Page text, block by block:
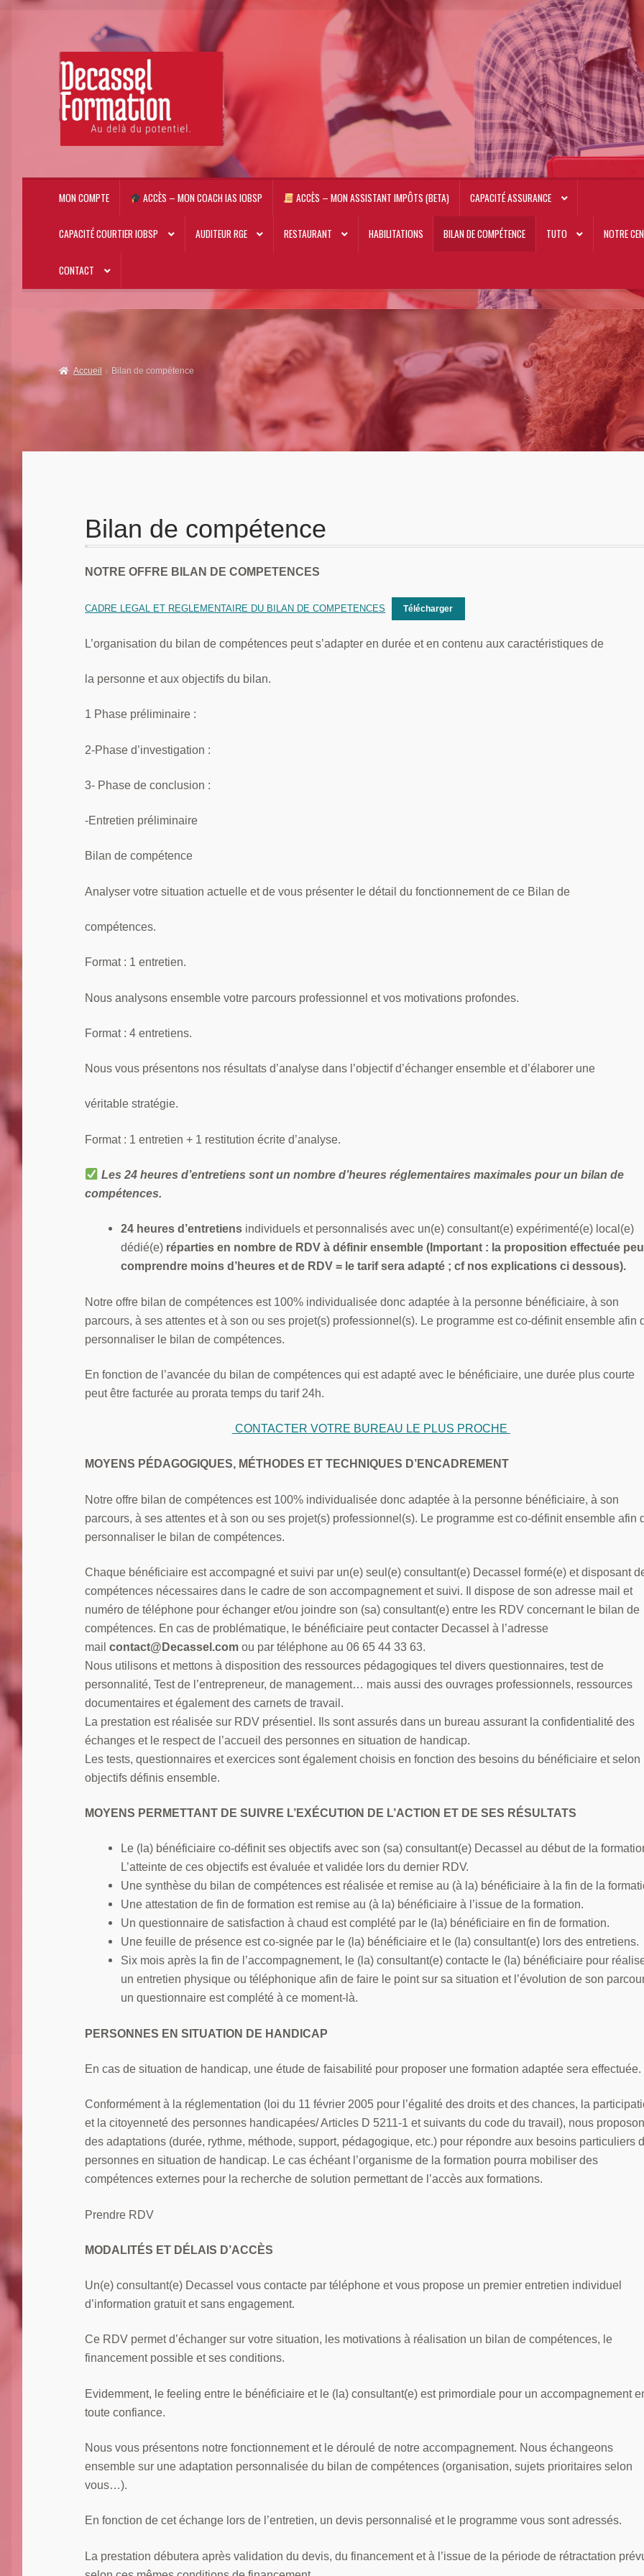
à
la
navigation
au
contenu
MON COMPTE ACCÈS – MON COACH IAS IOBSP ACCÈS – MON ASSISTANT IMPÔTS (BETA) CAPACITÉ ASSURANCE
CAPACITÉ COURTIER IOBSP AUDITEUR RGE RESTAURANT HABILITATIONS BILAN DE COMPÉTENCE TUTO NOTRE
CONTACT
Accueil Bilan de compétence
Bilan de compétence
NOTRE OFFRE BILAN DE COMPETENCES
CADRE LEGAL ET REGLEMENTAIRE DU BILAN DE COMPETENCES Télécharger
L’organisation du bilan de compétences peut s’adapter en durée et en contenu aux caractéristiques de
la personne et aux objectifs du bilan.
1 Phase préliminaire :
2-Phase d’investigation :
3- Phase de conclusion :
-Entretien préliminaire
Bilan de compétence
Analyser votre situation actuelle et de vous présenter le détail du fonctionnement de ce Bilan de
compétences.
Format : 1 entretien.
Nous analysons ensemble votre parcours professionnel et vos motivations profondes.
Format : 4 entretiens.
Nous vous présentons nos résultats d’analyse dans l’objectif d’échanger ensemble et d’élaborer une
véritable stratégie.
Format : 1 entretien + 1 restitution écrite d’analyse.
Les 24 heures d’entretiens sont un nombre d’heures réglementaires maximales pour un bilan de
compétences.
24 heures d’entretiensindividuels et personnalisés avec un(e) consultant(e) expérimenté(e) local(e)
dédié(e) réparties en nombre de RDV à définir ensemble (Important : la proposition effectuée
comprendre moins d’heures et de RDV = le tarif sera adapté ; cf nos explications ci dessous).
Notre offre bilan de compétences est 100% individualisée donc adaptée à la personne bénéficiaire, à son
parcours, à ses attentes et à son ou ses projet(s) professionnel(s). Le programme est co-définit ensemble afin
personnaliser le bilan de compétences.
En fonction de l’avancée du bilan de compétences qui est adapté avec le bénéficiaire, une durée plus courte
peut être facturée au prorata temps du tarif 24h.
CONTACTER VOTRE BUREAU LE PLUS PROCHE
MOYENS PÉDAGOGIQUES, MÉTHODES ET TECHNIQUES D’ENCADREMENT
Notre offre bilan de compétences est 100% individualisée donc adaptée à la personne bénéficiaire, à son
parcours, à ses attentes et à son ou ses projet(s) professionnel(s). Le programme est co-définit ensemble afin
personnaliser le bilan de compétences.
Chaque bénéficiaire est accompagné et suivi par un(e) seul(e) consultant(e) Decassel formé(e) et disposant
compétences nécessaires dans le cadre de son accompagnement et suivi. Il dispose de son adresse mail et
numéro de téléphone pour échanger et/ou joindre son (sa) consultant(e) entre les RDV concernant le bilan de
compétences. En cas de problématique, le bénéficiaire peut contacter Decassel à l’adresse
mailcontact@Decassel.comou par téléphone au 06 65 44 33 63.
Nous utilisons et mettons à disposition des ressources pédagogiques tel divers questionnaires, test de
personnalité, Test de l’entrepreneur, de management… mais aussi des ouvrages professionnels, ressources
documentaires et également des carnets de travail.
La prestation est réalisée sur RDV présentiel. Ils sont assurés dans un bureau assurant la confidentialité des
échanges et le respect de l’accueil des personnes en situation de handicap.
Les tests, questionnaires et exercices sont également choisis en fonction des besoins du bénéficiaire et selon
objectifs définis ensemble.
MOYENS PERMETTANT DE SUIVRE L’EXÉCUTION DE L’ACTION ET DE SES RÉSULTATS
Le (la) bénéficiaire co-définit ses objectifs avec son (sa) consultant(e) Decassel au début de la
L’atteinte de ces objectifs est évaluée et validée lors du dernier RDV.
Une synthèse du bilan de compétences est réalisée et remise au (à la) bénéficiaire à la fin de la
Une attestation de fin de formation est remise au (à la) bénéficiaire à l’issue de la formation.
Un questionnaire de satisfaction à chaud est complété par le (la) bénéficiaire en fin de formation.
Une feuille de présence est co-signée par le (la) bénéficiaire et le (la) consultant(e) lors des entretiens.
Six mois après la fin de l’accompagnement, le (la) consultant(e) contacte le (la) bénéficiaire pour
un entretien physique ou téléphonique afin de faire le point sur sa situation et l’évolution de son
un questionnaire est complété à ce moment-là.
PERSONNES EN SITUATION DE HANDICAP
En cas de situation de handicap, une étude de faisabilité pour proposer une formation adaptée sera effectuée.
Conformément à la réglementation (loi du 11 février 2005 pour l’égalité des droits et des chances, la
et la citoyenneté des personnes handicapées/ Articles D 5211-1 et suivants du code du travail), nous
des adaptations (durée, rythme, méthode, support, pédagogique, etc.) pour répondre aux besoins particuliers
personnes en situation de handicap. Le cas échéant l’organisme de la formation pourra mobiliser des
compétences externes pour la recherche de solution permettant de l’accès aux formations.
Prendre RDV
MODALITÉS ET DÉLAIS D’ACCÈS
Un(e) consultant(e) Decassel vous contacte par téléphone et vous propose un premier entretien individuel
d’information gratuit et sans engagement.
Ce RDV permet d’échanger sur votre situation, les motivations à réalisation un bilan de compétences, le
financement possible et ses conditions.
Evidemment, le feeling entre le bénéficiaire et le (la) consultant(e) est primordiale pour un accompagnement
toute confiance.
Nous vous présentons notre fonctionnement et le déroulé de notre accompagnement. Nous échangeons
ensemble sur une adaptation personnalisée du bilan de compétences (organisation, sujets prioritaires selon
vous…).
En fonction de cet échange lors de l’entretien, un devis personnalisé et le programme vous sont adressés.
La prestation débutera après validation du devis, du financement et à l’issue de la période de rétractation